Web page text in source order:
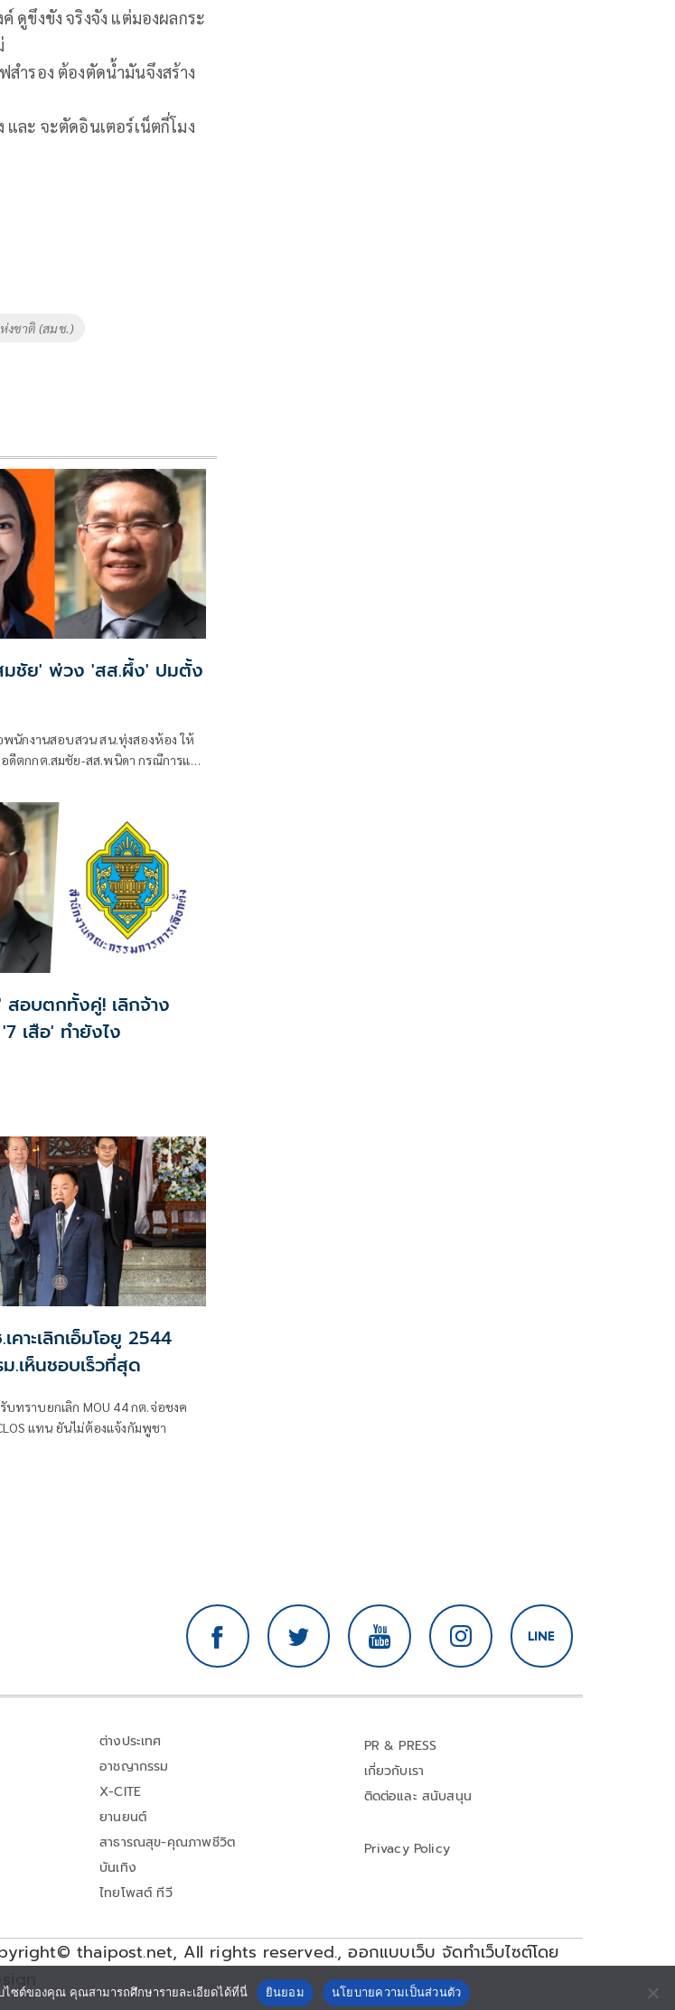
ดูขึงขัง จริงจัง แต่มองผลกระ
สำรอง ต้องตัดน้ำมันจึงสร้าง
ละ จะตัดอินเตอร์เน็ตกี่โมง
งชาติ (สมช.)
มชัย' พ่วง 'สส.ผึ้ง' ปมตั้ง
พนักงานสอบสวน สน.ทุ่งสองห้อง ให้
ดีตกกต.สมชัย-สส.พนิดา กรณีการแต่ง
าน
อบตกทั้งคู่! เลิกจ้าง
เสือ' ทำยังไง
คาะเลิกเอ็มโอยู 2544
.เห็นชอบเร็วที่สุด
บทราบยกเลิก MOU 44 กต.จ่อชงค
แทน ยันไม่ต้องแจ้งกัมพูชา
ต่างประเทศ
อาชญากรรม
X-CITE
ยานยนต์
สาธารณสุข-คุณภาพชีวิต
บันเทิง
ไทยโพสต์ ทีวี
PR & PRESS
เกี่ยวกับเรา
ติดต่อและ สนับสนุน
Privacy Policy
thaipost.net, All rights reserved.,ออกแบบเว็บ จัดทำเว็บไซต์โดย
ไซต์ของคุณ คุณสามารถศึกษารายละเอียดได้ที่นี่ ยินยอม นโยบายความเป็นส่วนตัว